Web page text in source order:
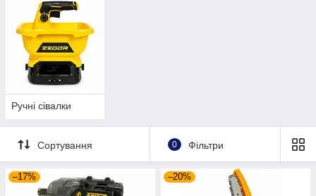
Ручні сівалки
Сортування 0 Фільтри
–17% –20%